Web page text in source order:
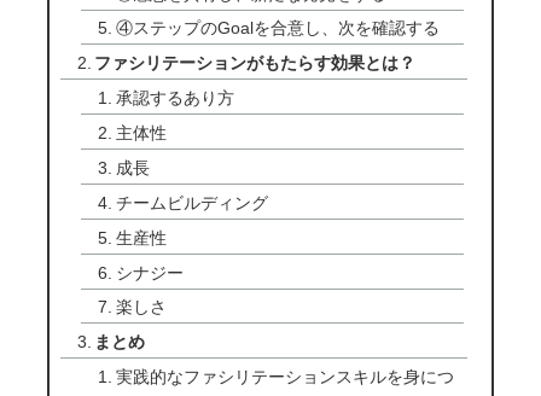
④ステップのGoalを合意し、次を確認する
ファシリテーションがもたらす効果とは？
承認するあり方
主体性
成長
チームビルディング
生産性
シナジー
楽しさ
まとめ
実践的なファシリテーションスキルを身につ